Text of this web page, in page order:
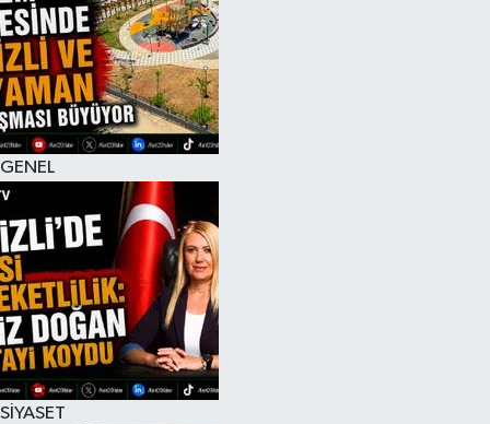
GENEL
SİYASET
RESMİ İLAN